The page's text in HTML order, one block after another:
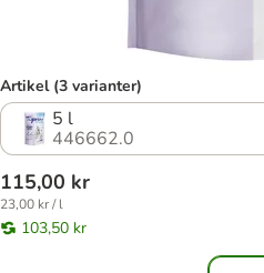
Artikel (3 varianter)
5 l
446662.0
115,00 kr
23,00 kr / l
103,50 kr